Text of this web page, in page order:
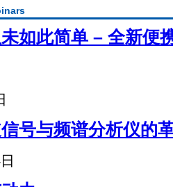
如此简单 – 全新便
号与频谱分析仪的